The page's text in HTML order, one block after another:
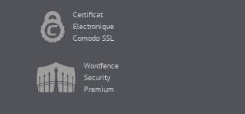
Certificat
Electronique
Comodo SSL
Wordfence
Security
Premium